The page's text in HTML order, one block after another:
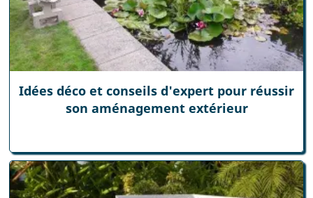
Idées déco et conseils d'expert pour réussir
son aménagement extérieur